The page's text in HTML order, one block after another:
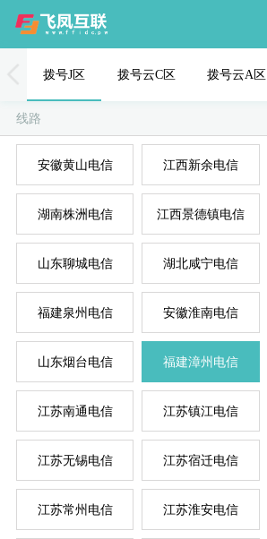
会员名：
充值
订单管理
进入控制台
退出
拨号J区 拨号云C区 拨号云A区
线路
安徽黄山电信 江西新余电信
湖南株洲电信 江西景德镇电信
山东聊城电信 湖北咸宁电信
福建泉州电信 安徽淮南电信
山东烟台电信 福建漳州电信
江苏南通电信 江苏镇江电信
江苏无锡电信 江苏宿迁电信
江苏常州电信 江苏淮安电信